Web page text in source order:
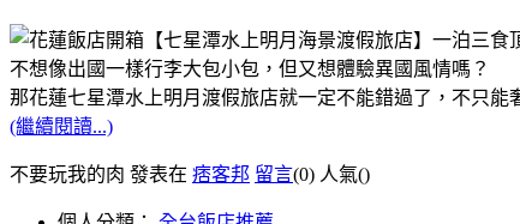
不想像出國一樣行李大包小包，但又想體驗異國風情嗎？
那花蓮七星潭水上明月渡假旅店就一定不能錯過了，不只
(繼續閱讀...)
不要玩我的肉 發表在 痞客邦 留言(0) 人氣()